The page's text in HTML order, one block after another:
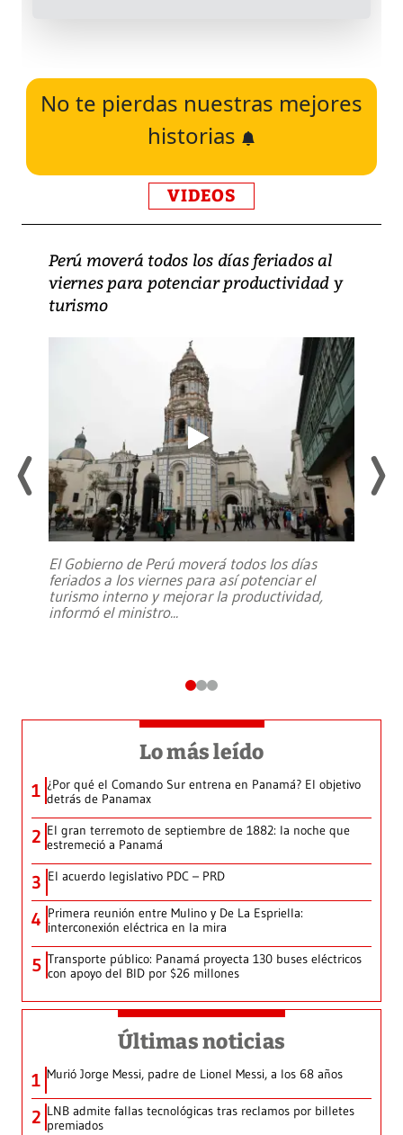
No te pierdas nuestras mejores
historias
VIDEOS
Perú moverá todos los días feriados al
viernes para potenciar productividad y
turismo
El Gobierno de Perú moverá todos los días
feriados a los viernes para así potenciar el
turismo interno y mejorar la productividad,
informó el ministro...
Lo más leído
1 ¿Por qué el Comando Sur entrena en Panamá? El objetivo
detrás de Panamax
2 El gran terremoto de septiembre de 1882: la noche que
estremeció a Panamá
3 El acuerdo legislativo PDC – PRD
4 Primera reunión entre Mulino y De La Espriella:
interconexión eléctrica en la mira
5 Transporte público: Panamá proyecta 130 buses eléctricos
con apoyo del BID por $26 millones
Últimas noticias
1 Murió Jorge Messi, padre de Lionel Messi, a los 68 años
2 LNB admite fallas tecnológicas tras reclamos por billetes
premiados